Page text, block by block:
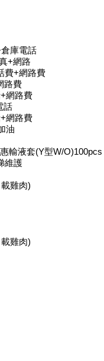
庫電話
+網路
費+網路費
路費
網路費
話
網路費
油
輸液套(Y型W/O)100pcs
維護
雞肉)
雞肉)